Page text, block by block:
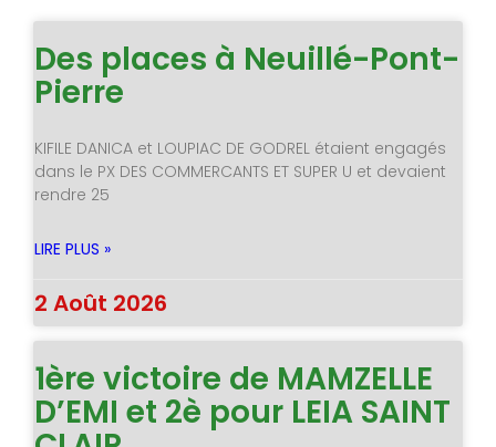
Des places à Neuillé-Pont-
Pierre
KIFILE DANICA et LOUPIAC DE GODREL étaient engagés
dans le PX DES COMMERCANTS ET SUPER U et devaient
rendre 25
LIRE PLUS »
2 Août 2026
1ère victoire de MAMZELLE
D’EMI et 2è pour LEIA SAINT